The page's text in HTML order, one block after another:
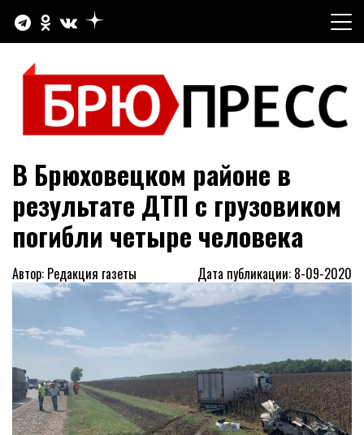
содержимому
БРЮПРЕСС
Официальный сайт газеты "Брюховецкие новости"
В Брюховецком районе в
результате ДТП с грузовиком
погибли четыре человека
Автор: Редакция газеты Дата публикации: 8-09-2020